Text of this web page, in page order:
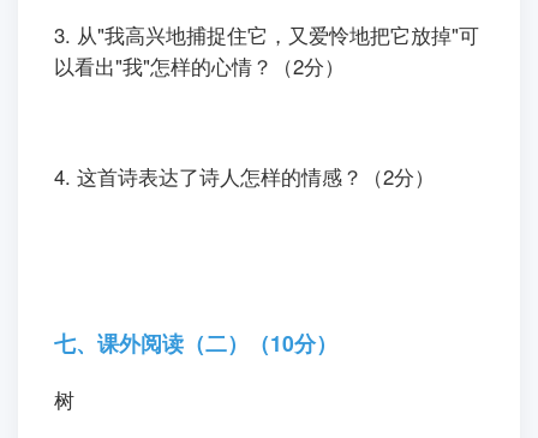
3. 从"我高兴地捕捉住它，又爱怜地把它放掉"可
以看出"我"怎样的心情？（2分）
4. 这首诗表达了诗人怎样的情感？（2分）
七、课外阅读（二）（10分）
树